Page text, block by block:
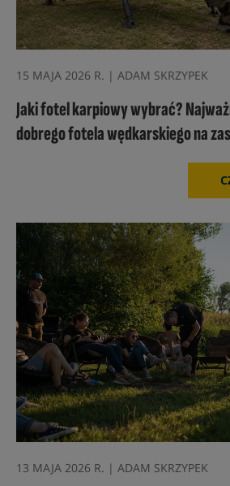
15 MAJA 2026 R. | ADAM SKRZYPEK
Jaki fotel karpiowy wybrać?
dobrego fotela wędkarskiego na
13 MAJA 2026 R. | ADAM SKRZYPEK